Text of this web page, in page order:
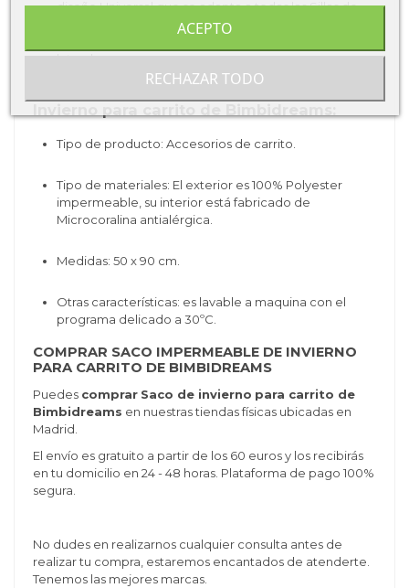
diseño Universal que se adapta a todas las Sillas de
cremallera de doble cursor para
lateral.
Tipo de producto: Accesorios de carrito.
Tipo de materiales: El exterior es100% Polyester
impermeable , su interior está fabricado de
Microcoralina antialérgica.
Medidas: 50 x 90 cm.
Otras características: es lavable a maquina con el
programa delicado a 30ºC.
COMPRAR SACO IMPERMEABLE DE INVIERNO
PARA CARRITO DE BIMBIDREAMS
Puedes comprar Saco de invierno para carrito de
Bimbidreams en nuestras tiendas físicas ubicadas en
Madrid.
El envío es gratuito a partir de los 60 euros y los recibirás
en tu domicilio en 24 - 48 horas. Plataforma de pago 100%
segura.
No dudes en realizarnos cualquier consulta antes de
realizar tu compra, estaremos encantados de atenderte.
Tenemos las mejores marcas.
RECHAZAR TODO
ACEPTO